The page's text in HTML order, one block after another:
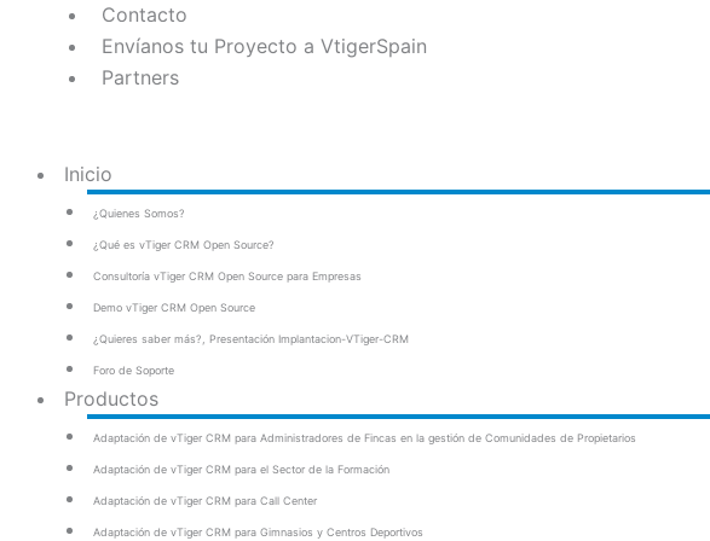
Contacto
Envíanos tu Proyecto a VtigerSpain
Partners
Inicio
¿Quienes Somos?
¿Qué es vTiger CRM Open Source?
Consultoría vTiger CRM Open Source para Empresas
Demo vTiger CRM Open Source
¿Quieres saber más?, Presentación Implantacion-VTiger-CRM
Foro de Soporte
Productos
Adaptación de vTiger CRM para Administradores de Fincas en la gestión de Comunidades de Propietarios
Adaptación de vTiger CRM para el Sector de la Formación
Adaptación de vTiger CRM para Call Center
Adaptación de vTiger CRM para Gimnasios y Centros Deportivos